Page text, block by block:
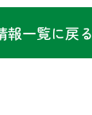
報一覧に戻る